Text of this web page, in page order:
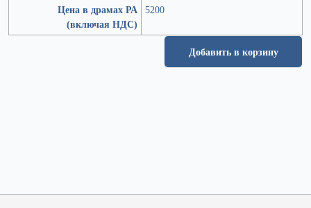
Цена в драмах РА
(включая НДС)
5200
Добавить в корзину